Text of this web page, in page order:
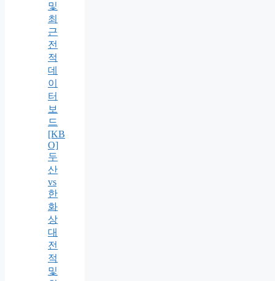
및
최
근
전
적
데
이
터
보
드
[KB
O]
두
산
vs
한
화
상
대
전
적
및